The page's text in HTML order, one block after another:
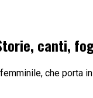
canti,
che porta